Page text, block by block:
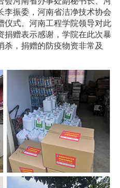
李振委，河南省洁净技术协会
仪式。河南工程学院领导对此
捐赠表示感谢，学院在此次暴
杀，捐赠的防疫物资非常及